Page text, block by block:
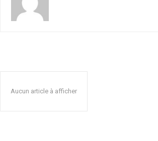
Aucun article à afficher